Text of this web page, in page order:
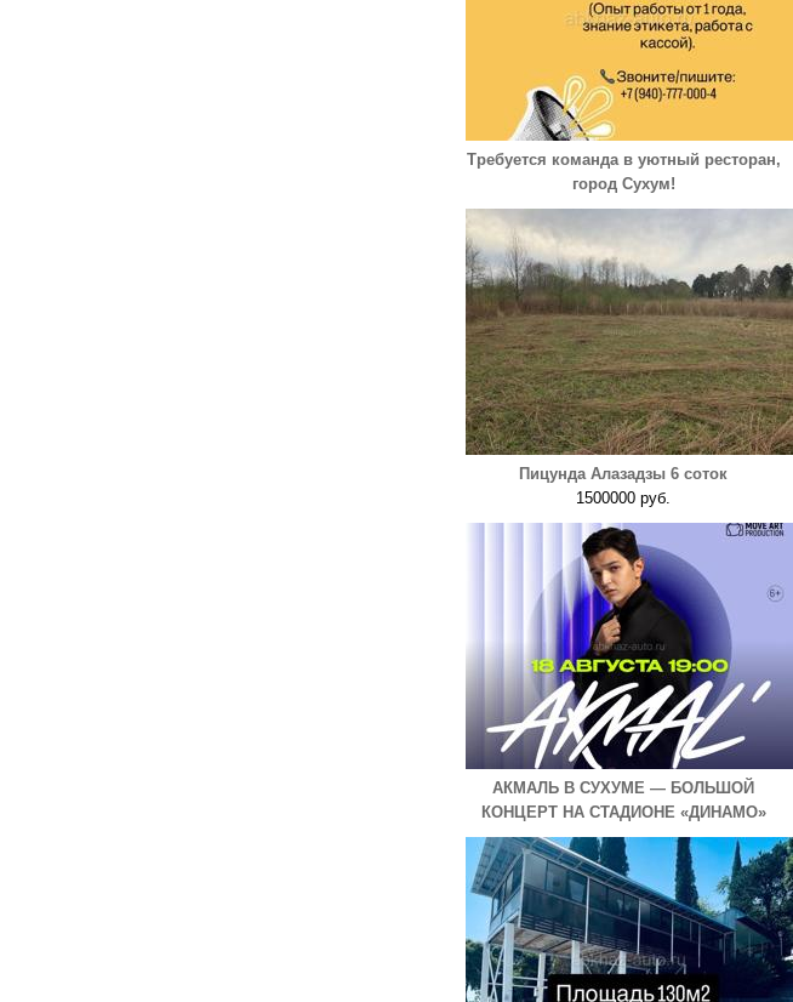
Требуется команда в уютный ресторан,
город Сухум!
Пицунда Алазадзы 6 соток
1500000 руб.
АКМАЛЬ В СУХУМЕ — БОЛЬШОЙ
КОНЦЕРТ НА СТАДИОНЕ «ДИНАМО»